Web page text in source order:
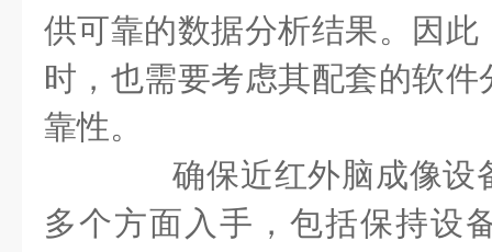
供可靠的数据分析结果。因
时，也需要考虑其配套的软
靠性。
确保近红外脑成像设
多个方面入手，包括保持设